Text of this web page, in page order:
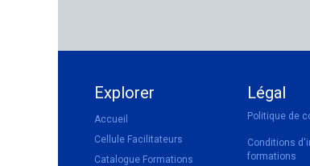
Explorer
Accueil
Cellule Facilitateurs
Catalogue Formations
Légal
Politique de
Conditions
formations